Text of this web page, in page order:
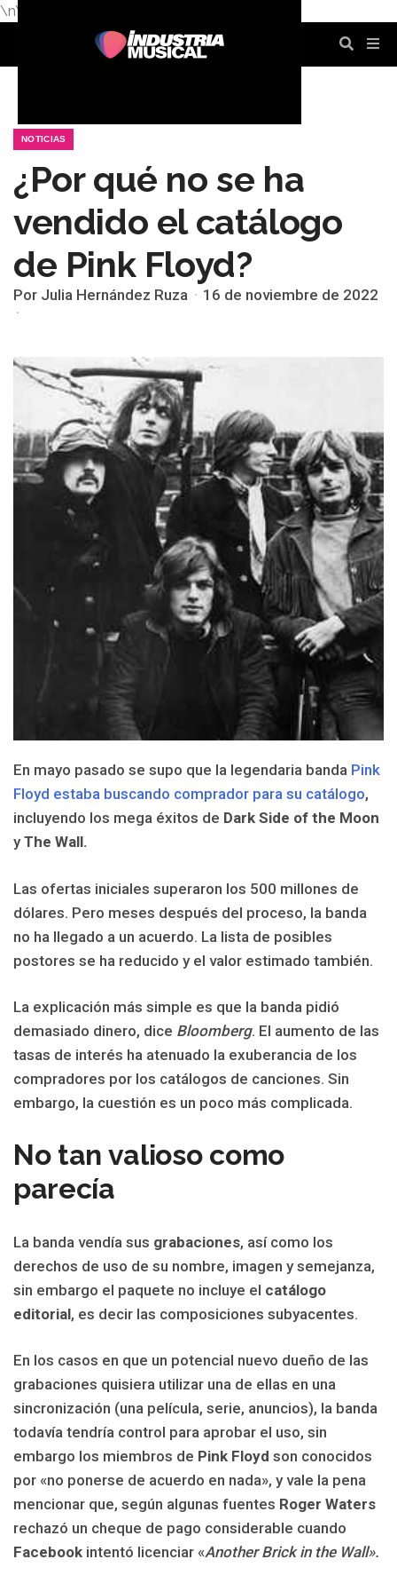
\n\n
NOTICIAS
¿Por qué no se ha
vendido el catálogo
de Pink Floyd?
Por Julia Hernández Ruza 16 de noviembre de 2022
En mayo pasado se supo que la legendaria banda Pink
Floyd estaba buscando comprador para su catálogo,
incluyendo los mega éxitos de Dark Side of the Moon
yThe Wall.
Las ofertas iniciales superaron los 500 millones de
dólares. Pero meses después del proceso, la banda
no ha llegado a un acuerdo. La lista de posibles
postores se ha reducido y el valor estimado también.
La explicación más simple es que la banda pidió
demasiado dinero, dice Bloomberg. El aumento de las
tasas de interés ha atenuado la exuberancia de los
compradores por los catálogos de canciones. Sin
embargo, la cuestión es un poco más complicada.
No tan valioso como
parecía
La banda vendía sus grabaciones, así como los
derechos de uso de su nombre, imagen y semejanza,
sin embargo el paquete no incluye el catálogo
editorial, es decir las composiciones subyacentes.
En los casos en que un potencial nuevo dueño de las
grabaciones quisiera utilizar una de ellas en una
sincronización (una película, serie, anuncios), la banda
todavía tendría control para aprobar el uso, sin
embargo los miembros de Pink Floyd son conocidos
por «no ponerse de acuerdo en nada», y vale la pena
mencionar que, según algunas fuentes Roger Waters
rechazó un cheque de pago considerable cuando
Facebook intentó licenciar «Another Brick in the Wall».